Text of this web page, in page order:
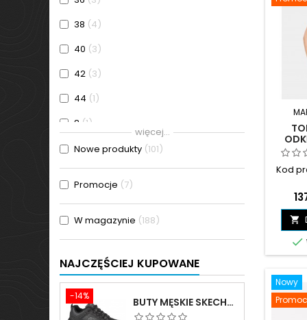
38 4
40 3
42 3
44 1
8 1
L 141
M 151
XL 108
XS - 8 1
XXL
więcej...
Nowe produkty 101
Promocje 7
W magazynie 188
NAJCZĘŚCIEJ KUPOWANE
-14% BUTY MĘSKIE SKECHERS OAK CANYON-REDWICK CZARNE - 51896 BBK
Kod


Nowy